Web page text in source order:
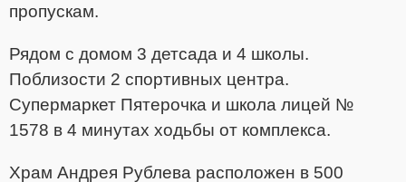
пропускам.
Рядом с домом 3 детсада и 4 школы.
Поблизости 2 спортивных центра.
Супермаркет Пятерочка и школа лицей №
1578 в 4 минутах ходьбы от комплекса.
Храм Андрея Рублева расположен в 500